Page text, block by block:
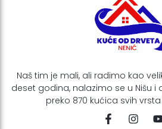
Naš tim je mali, ali radimo kao
deset godina, nalazimo se u Nišu
preko 870 kućica svih
F
a
I
n